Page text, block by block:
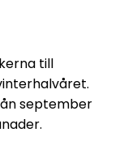
till
september